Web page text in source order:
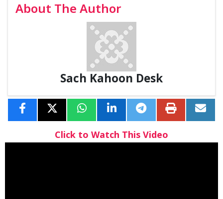
About The Author
Sach Kahoon Desk
Click to Watch This Video